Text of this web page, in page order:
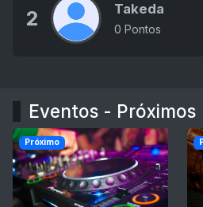
2 Takeda
0 Pontos
Eventos - Próximos
Próximo